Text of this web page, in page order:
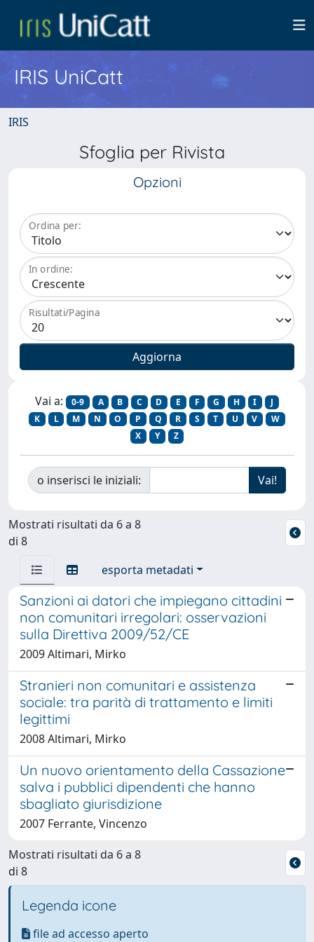
IRIS UniCatt
IRIS
Sfoglia per Rivista
Opzioni
Ordina per:
In ordine:
Risultati/Pagina
Vai a: 0-9 A B C D E F G H I
J
K
L M N O P Q R S T U V
W
X
Y Z
o inserisci le iniziali:
Mostrati risultati da 6 a 8
di 8
esporta metadati
Sanzioni ai datori che impiegano cittadini
non comunitari irregolari: osservazioni
sulla Direttiva 2009/52/CE
2009 Altimari, Mirko
Stranieri non comunitari e assistenza
sociale: tra parità di trattamento e limiti
legittimi
2008 Altimari, Mirko
Un nuovo orientamento della Cassazione
salva i pubblici dipendenti che hanno
sbagliato giurisdizione
2007 Ferrante, Vincenzo
Mostrati risultati da 6 a 8
di 8
Legenda icone
file ad accesso aperto